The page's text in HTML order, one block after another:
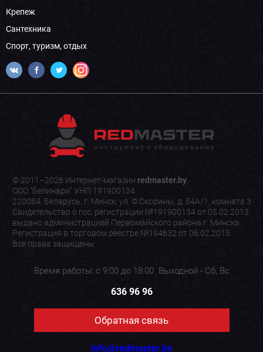
Крепеж
Сантехника
Спорт, туризм, отдых
© 2011–2026 Интернет-магазин redmaster.by.
ООО "Белинари" УНП 191900134
220084, Беларусь, г. Минск, ул. Ф.Скорины, д. 54А/1, комната 3
Свидетельство о гос. регистрации №191900134 от 05.02.2013
выдано администрацией Первомайского района г. Минска.
Регистрация в торговом реестре №194632 от 06.02.2015
Все права защищены
Время работы: с 9:00 до 18:00. Выходной - Сб, Вс
636 96 96
Обратная связь
info@redmaster.by